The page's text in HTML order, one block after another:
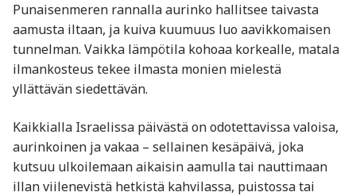
Punaisenmeren rannalla aurinko hallitsee taivasta
aamusta iltaan, ja kuiva kuumuus luo aavikkomaisen
tunnelman. Vaikka lämpötila kohoaa korkealle, matala
ilmankosteus tekee ilmasta monien mielestä
yllättävän siedettävän.
Kaikkialla Israelissa päivästä on odotettavissa valoisa,
aurinkoinen ja vakaa – sellainen kesäpäivä, joka
kutsuu ulkoilemaan aikaisin aamulla tai nauttimaan
illan viilenevistä hetkistä kahvilassa, puistossa tai